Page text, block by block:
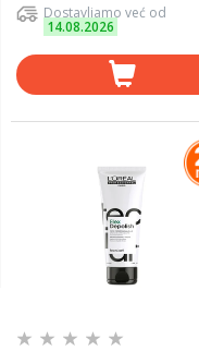
Dostavljamo već od
14.08.2026